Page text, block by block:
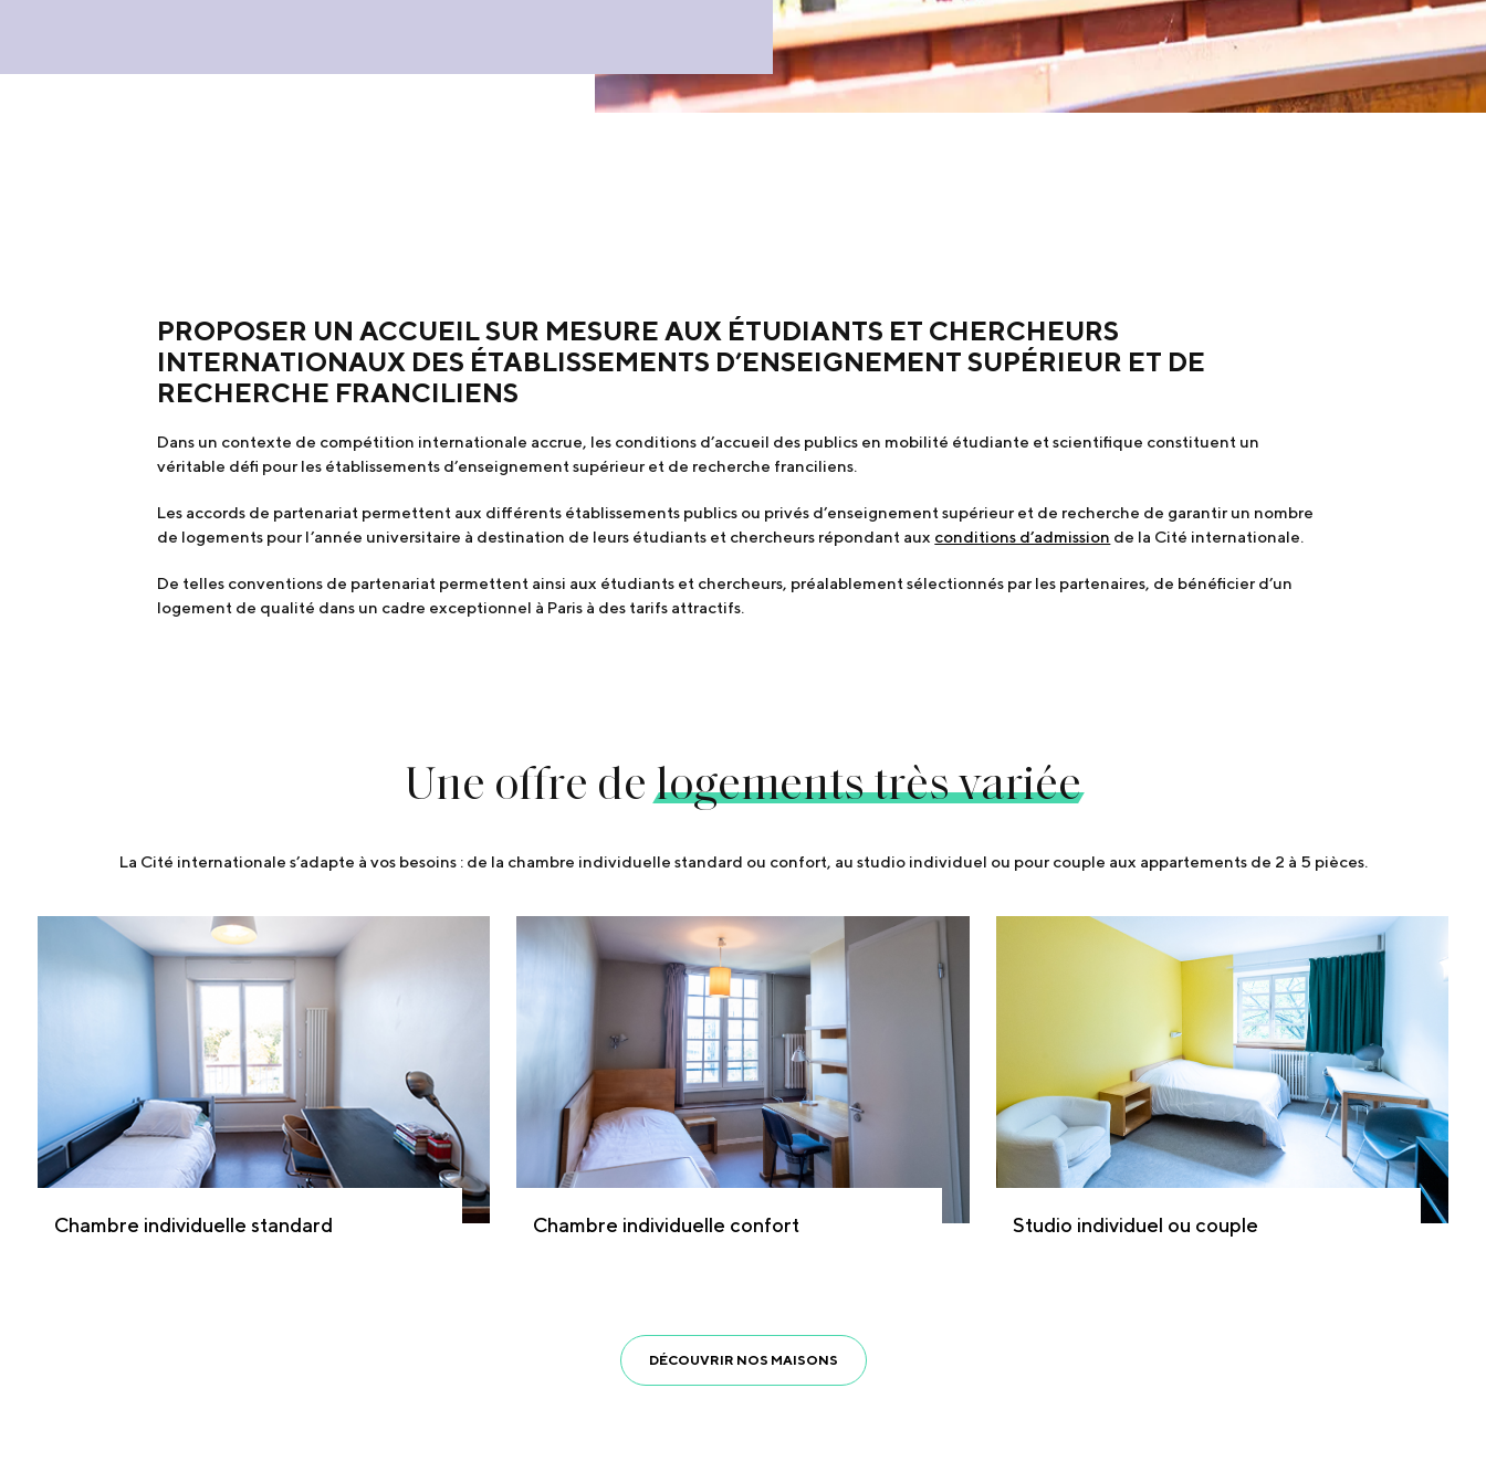
PROPOSER UN ACCUEIL SUR MESURE AUX ÉTUDIANTS ET CHERCHEURS
INTERNATIONAUX DES ÉTABLISSEMENTS D’ENSEIGNEMENT SUPÉRIEUR ET DE
RECHERCHE FRANCILIENS
Dans un contexte de compétition internationale accrue, les conditions d’accueil des publics en mobilité étudiante et scientifique constituent un
véritable défi pour les établissements d’enseignement supérieur et de recherche franciliens.
Les accords de partenariat permettent aux différents établissements publics ou privés d’enseignement supérieur et de recherche de garantir un nombre
de logements pour l’année universitaire à destination de leurs étudiants et chercheurs répondant aux conditions d’admission de la Cité internationale.
De telles conventions de partenariat permettent ainsi aux étudiants et chercheurs, préalablement sélectionnés par les partenaires, de bénéficier d’un
logement de qualité dans un cadre exceptionnel à Paris à des tarifs attractifs.
Une offre delogements très variée
La Cité internationale s’adapte à vos besoins : de la chambre individuelle standard ou confort, au studio individuel ou pour couple aux appartements de 2 à 5 pièces.
Chambre individuelle standard Chambre individuelle confort Studio individuel ou couple
DÉCOUVRIR NOS MAISONS